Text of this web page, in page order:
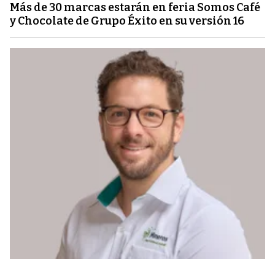
Más de 30 marcas estarán en feria Somos Café
y Chocolate de Grupo Éxito en su versión 16